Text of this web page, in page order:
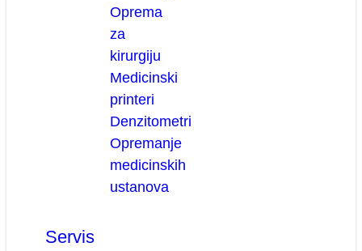
Oprema
za
kirurgiju
Medicinski
printeri
Denzitometri
Opremanje
medicinskih
ustanova
Servis